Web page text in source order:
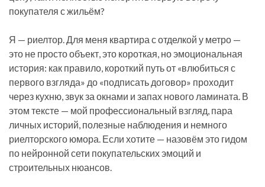
покупателя с жильём?
Я — риелтор. Для меня квартира с отделкой у метро —
это не просто объект, это короткая, но эмоциональная
история: как правило, короткий путь от «влюбиться с
первого взгляда» до «подписать договор» проходит
через кухню, звук за окнами и запах нового ламината. В
этом тексте — мой профессиональный взгляд, пара
личных историй, полезные наблюдения и немного
риелторского юмора. Если хотите — назовём это гидом
по нейронной сети покупательских эмоций и
строительных нюансов.